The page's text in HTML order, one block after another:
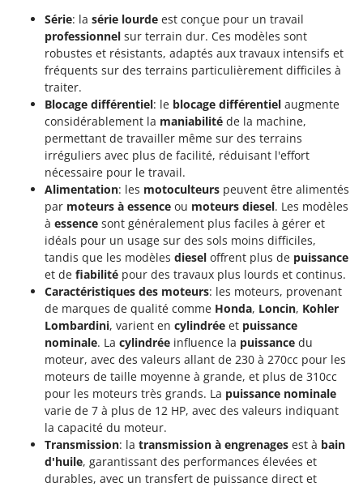
Série: la série lourde est conçue pour un travail
professionnel sur terrain dur. Ces modèles sont
robustes et résistants, adaptés aux travaux intensifs et
fréquents sur des terrains particulièrement difficiles à
traiter.
Blocage différentiel: le blocage différentiel augmente
considérablement la maniabilité de la machine,
permettant de travailler même sur des terrains
irréguliers avec plus de facilité, réduisant l'effort
nécessaire pour le travail.
Alimentation: les motoculteurs peuvent être alimentés
par moteurs à essence ou moteurs diesel. Les modèles
à essence sont généralement plus faciles à gérer et
idéals pour un usage sur des sols moins difficiles,
tandis que les modèles diesel offrent plus de puissance
et de fiabilité pour des travaux plus lourds et continus.
Caractéristiques des moteurs: les moteurs, provenant
de marques de qualité comme Honda, Loncin, Kohler
Lombardini, varient en cylindrée et puissance
nominale. La cylindrée influence la puissance du
moteur, avec des valeurs allant de 230 à 270cc pour les
moteurs de taille moyenne à grande, et plus de 310cc
pour les moteurs très grands. La puissance nominale
varie de 7 à plus de 12 HP, avec des valeurs indiquant
la capacité du moteur.
Transmission: la transmission à engrenages est à bain
d'huile, garantissant des performances élevées et
durables, avec un transfert de puissance direct et